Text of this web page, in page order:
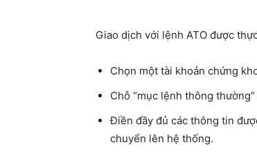
Giao dịch với lệnh ATO được
Chọn một tài khoản chứng
Chỗ “mục lệnh thông
Điền đầy đủ các thông tin
chuyển lên hệ thống.